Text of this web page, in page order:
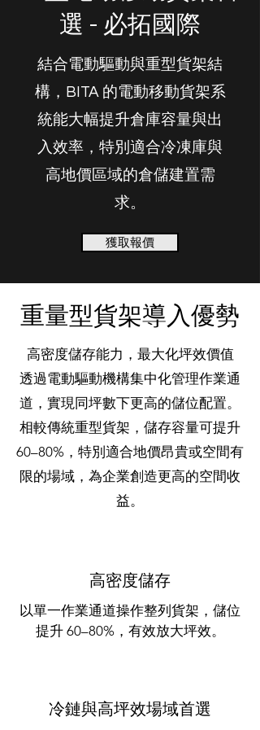
選 - 必拓國際
結合電動驅動與重型貨架結
構，BITA 的電動移動貨架系
統能大幅提升倉庫容量與出
入效率，特別適合冷凍庫與
高地價區域的倉儲建置需
求。
獲取報價
​重量型貨架導入優勢
高密度儲存能力，最大化坪效價值
透過電動驅動機構集中化管理作業通
道，實現同坪數下更高的儲位配置。
相較傳統重型貨架，儲存容量可提升
60–80%，特別適合地價昂貴或空間有
限的場域，為企業創造更高的空間收
益。
高密度儲存
以單一作業通道操作整列貨架，儲位
提升 60–80%，有效放大坪效。
冷鏈與高坪效場域首選